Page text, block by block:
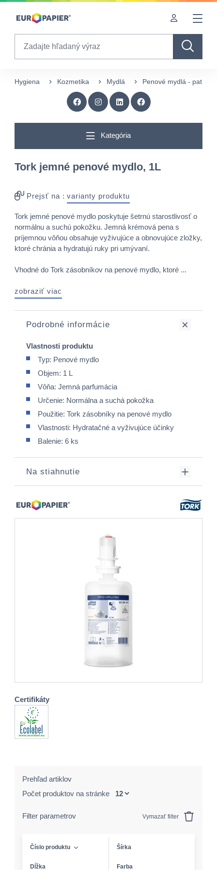
Table Of Content
Doplnkové produkty
Hygiena Kozmetika Mydlá Penové mydlá - patróny
Kategória
Tork jemné penové mydlo, 1L
Prejsť na : varianty produktu
Tork jemné penové mydlo poskytuje šetrnú starostlivosť o
normálnu a suchú pokožku. Jemná krémová pena s
príjemnou vôňou obsahuje vyživujúce a obnovujúce zložky,
ktoré chránia a hydratujú ruky pri umývaní.
Vhodné do Tork zásobníkov na penové mydlo, ktoré ...
zobraziť viac
Podrobné informácie
Vlastnosti produktu
Typ: Penové mydlo
Objem: 1 L
Vôňa: Jemná parfumácia
Určenie: Normálna a suchá pokožka
Použitie: Tork zásobníky na penové mydlo
Vlastnosti: Hydratačné a vyživujúce účinky
Balenie: 6 ks
Na stiahnutie
Certifikáty
Prehľad artiklov
Počet produktov na stránke
Filter parametrov Vymazať filter
Číslo produktu Šírka
Dĺžka Farba